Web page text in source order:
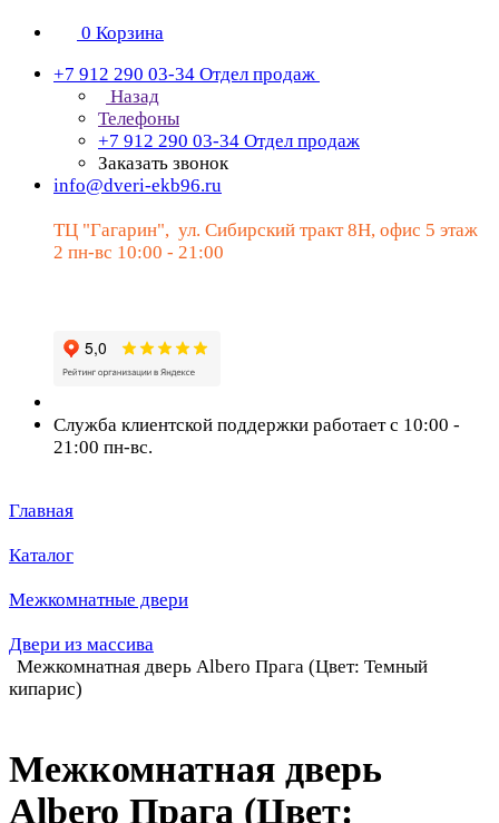
0 Корзина
+7 912 290 03-34 Отдел продаж
Назад
Телефоны
+7 912 290 03-34 Отдел продаж
Заказать звонок
info@dveri-ekb96.ru
ТЦ "Гагарин", ул. Сибирский тракт 8Н, офис 5 этаж
2 пн-вс 10:00 - 21:00
Служба клиентской поддержки работает с 10:00 -
21:00 пн-вс.
Главная
Каталог
Межкомнатные двери
Двери из массива
Межкомнатная дверь Albero Прага (Цвет: Темный
кипарис)
Межкомнатная дверь
Albero Прага (Цвет: